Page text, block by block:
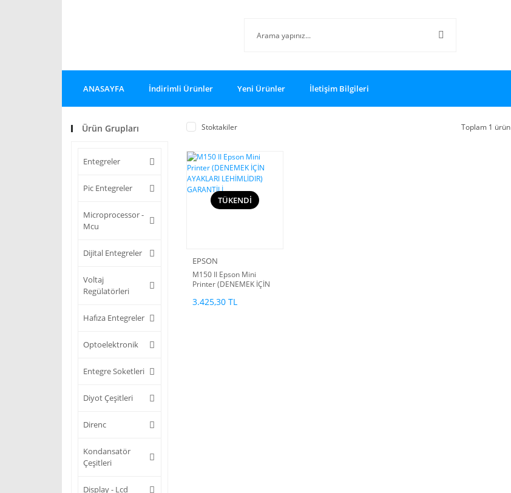
ANASAYFA İndirimli Ürünler Yeni Ürünler İletişim Bilgileri
Ürün Grupları
Entegreler
Pic Entegreler
Microprocessor -
Mcu
Dijital Entegreler
Voltaj
Regülatörleri
Hafıza Entegreler
Optoelektronik
Entegre Soketleri
Diyot Çeşitleri
Direnc
Kondansatör
Çeşitleri
Display - Lcd
Stoktakiler Toplam 1 ürün
TÜKENDİ
EPSON
M150 II Epson Mini
Printer (DENEMEK İÇİN
GARANTİLİ
3.425,30 TL